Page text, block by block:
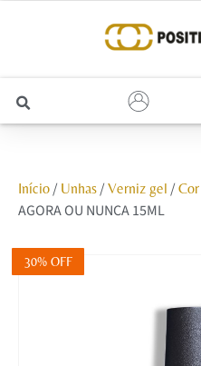
Unhas
Início/ Unhas/ Verniz gel / Cor
AGORA OU NUNCA 15ML
30% OFF